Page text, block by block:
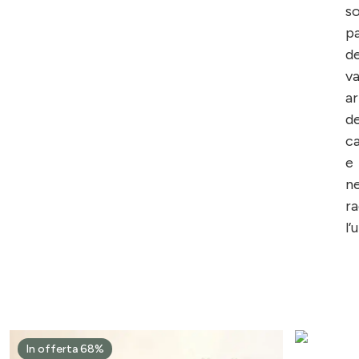
e
In offerta 68%